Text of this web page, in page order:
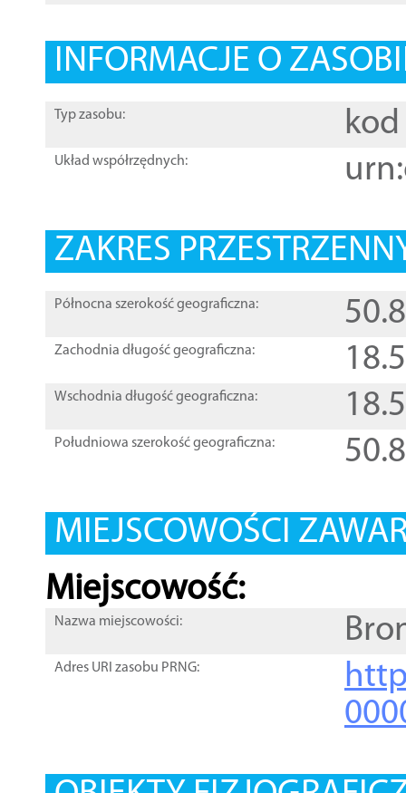
INFORMACJE O
Typ zasobu: kod
Układ współrzędnych:
ZAKRES
Północna szerokość geograficzna:
Zachodnia długość geograficzna:
Wschodnia długość geograficzna:
Południowa szerokość geograficzna:
MIEJSCOWOŚCI
Miejscowość:
Nazwa miejscowości:
Adres URI zasobu PRNG: